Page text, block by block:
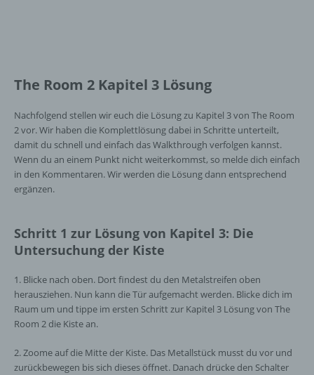
The Room 2 Kapitel 3 Lösung
Nachfolgend stellen wir euch die Lösung zu Kapitel 3 von The Room
2 vor. Wir haben die Komplettlösung dabei in Schritte unterteilt,
damit du schnell und einfach das Walkthrough verfolgen kannst.
Wenn du an einem Punkt nicht weiterkommst, so melde dich einfach
in den Kommentaren. Wir werden die Lösung dann entsprechend
ergänzen.
Schritt 1 zur Lösung von Kapitel 3: Die
Untersuchung der Kiste
1. Blicke nach oben. Dort findest du den Metalstreifen oben
herausziehen. Nun kann die Tür aufgemacht werden. Blicke dich im
Raum um und tippe im ersten Schritt zur Kapitel 3 Lösung von The
Room 2 die Kiste an.
2. Zoome auf die Mitte der Kiste. Das Metallstück musst du vor und
zurückbewegen bis sich dieses öffnet. Danach drücke den Schalter